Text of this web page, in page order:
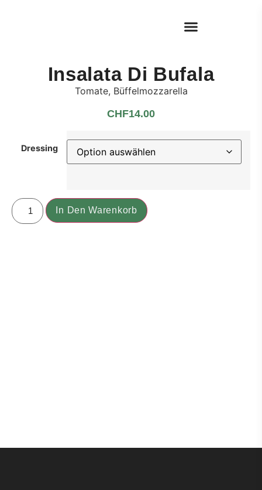
Insalata Di Bufala
Tomate, Büffelmozzarella
CHF14.00
Dressing
In Den Warenkorb